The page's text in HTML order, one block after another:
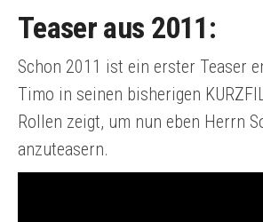
Teaser aus 2011:
Schon 2011 ist ein erster Teaser
Timo in seinen bisherigen
Rollen zeigt, um nun eben Herrn
anzuteasern.